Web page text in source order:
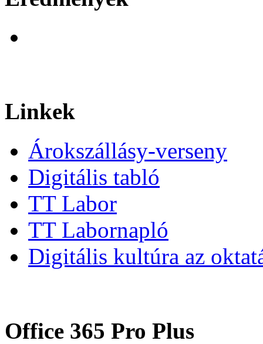
Linkek
Árokszállásy-verseny
Digitális tabló
TT Labor
TT Labornapló
Digitális kultúra az
Office 365 Pro Plus